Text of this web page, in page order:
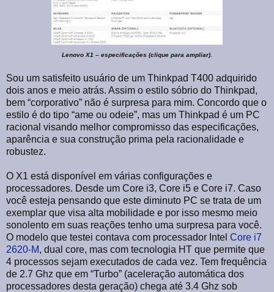
Lenovo X1 – especificações (clique para ampliar).
Sou um satisfeito usuário de um Thinkpad T400 adquirido
dois anos e meio atrás. Assim o estilo sóbrio do Thinkpad,
bem “corporativo” não é surpresa para mim. Concordo que o
estilo é do tipo “ame ou odeie”, mas um Thinkpad é um PC
racional visando melhor compromisso das especificações,
aparência e sua construção prima pela racionalidade e
robustez.
O X1 está disponível em várias configurações e
processadores. Desde um Core i3, Core i5 e Core i7. Caso
você esteja pensando que este diminuto PC se trata de um
exemplar que visa alta mobilidade e por isso mesmo meio
sonolento em suas reações tenho uma surpresa para você.
O modelo que testei contava com processador Intel Core i7
2620-M, dual core, mas com tecnologia HT que permite que
4 processos sejam executados de cada vez. Tem frequência
de 2.7 Ghz que em “Turbo” (aceleração automática dos
processadores desta geração) chega até 3.4 Ghz sob